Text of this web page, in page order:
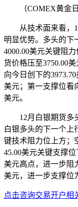
（COMEX黄金
从技术面来看，
明显优势。多头的下
4000.00美元关键阻
货价格压至3750.00
向今日创下的
美元；第一支撑位看
美元。
12月白银期货多
白银多头的下一个上
键技术阻力位上方；
45.00美元关键支撑
美元高点，进一步阻
美元，进一步支撑位
点击咨询交易开户相